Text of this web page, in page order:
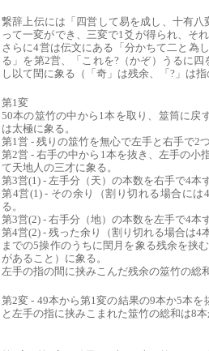
繋辞上伝には「四営して易を成し、十有
って一変ができ、三変で1爻が得られ、そ
さらに4営は伝文にある「分かちて二と為
る」を第2営、「これを?（かぞ）うるに
し以て閏に象る（「奇」は残余、「?」は
第1変
50本の筮竹の中から1本を取り、筮筒に戻
は太極に象る。
第1営 - 残りの筮竹を無心で左手と右手で2
第2営 - 右手の中から1本を抜き、左手の小
て天地人の三才に象る。
第3営(1) - 左手分（天）の本数を右手で4本
第4営(1) - その余り（割り切れる場合に
る。
第3営(2) - 右手分（地）の本数を左手で4本
第4営(2) - 残った余り（割り切れる場合は4
までの5操作のうちに閏月を象る残余を挟
があること）に象る。
左手の指の間に挟みこんだ残余の筮竹の総
第2変 - 49本から第1変の結果の9本か5本
と左手の指に挟みこまれた筮竹の総和は8本